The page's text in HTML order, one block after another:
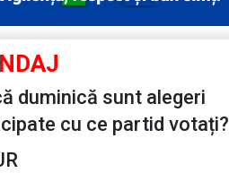
duminică sunt alegeri
cu ce partid votați?